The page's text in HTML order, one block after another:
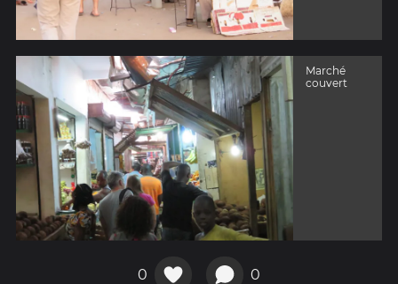
Marché
couvert
0 0